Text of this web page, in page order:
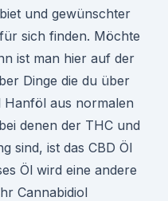
und gewünschter
sich finden. Möchte
ist man hier auf der
Dinge die du über
Hanföl aus normalen
denen der THC und
sind, ist das CBD Öl
Öl wird eine andere
Cannabidiol